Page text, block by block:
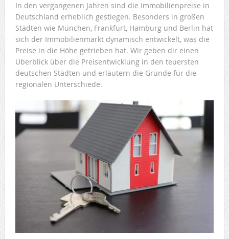
In den vergangenen Jahren sind die Immobilienpreise in
Deutschland erheblich gestiegen. Besonders in großen
Städten wie München, Frankfurt, Hamburg und Berlin hat
sich der Immobilienmarkt dynamisch entwickelt, was die
Preise in die Höhe getrieben hat. Wir geben dir einen
Überblick über die Preisentwicklung in den teuersten
deutschen Städten und erläutern die Gründe für die
regionalen Unterschiede.